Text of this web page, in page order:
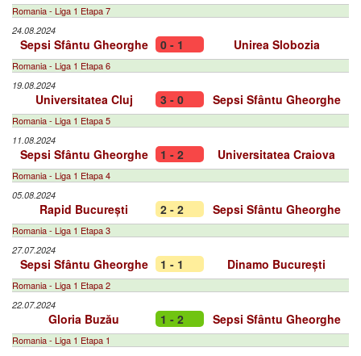
Romania - Liga 1 Etapa 7
24.08.2024
Sepsi Sfântu Gheorghe 0 - 1 Unirea Slobozia
Romania - Liga 1 Etapa 6
19.08.2024
Universitatea Cluj 3 - 0 Sepsi Sfântu Gheorghe
Romania - Liga 1 Etapa 5
11.08.2024
Sepsi Sfântu Gheorghe 1 - 2 Universitatea Craiova
Romania - Liga 1 Etapa 4
05.08.2024
Rapid București 2 - 2 Sepsi Sfântu Gheorghe
Romania - Liga 1 Etapa 3
27.07.2024
Sepsi Sfântu Gheorghe 1 - 1 Dinamo București
Romania - Liga 1 Etapa 2
22.07.2024
Gloria Buzău 1 - 2 Sepsi Sfântu Gheorghe
Romania - Liga 1 Etapa 1